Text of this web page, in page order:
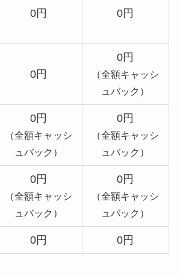
0円 0円
0円
0円
（全額キャッシ
ュバック）
0円
（全額キャッシ
ュバック）
0円
（全額キャッシ
ュバック）
0円
（全額キャッシ
ュバック）
0円
（全額キャッシ
ュバック）
0円 0円